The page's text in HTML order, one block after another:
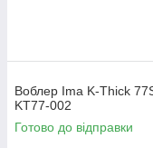
Воблер Ima K-Thick
KT77-002
Готово до відправки